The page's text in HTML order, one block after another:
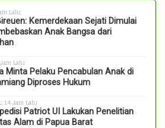
Lalu
Kemerdekaan Sejati Dimulai
Anak Bangsa dari
Jam Lalu
Minta Pelaku Pencabulan Anak di
Diproses Hukum
, 14 Jam Lalu
Patriot UI Lakukan Penelitian
Alam di Papua Barat